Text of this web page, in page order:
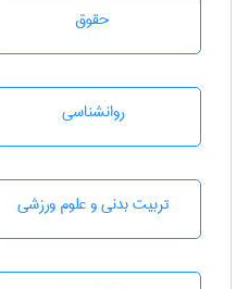
حقوق
روانشناسی
تربيت بدنی و علوم ورزشی